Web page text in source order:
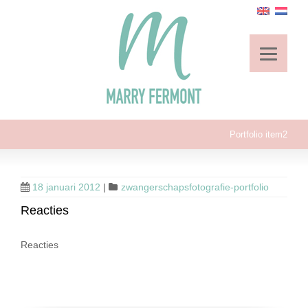
Portfolio item2
18 januari 2012 | zwangerschapsfotografie-portfolio
Reacties
Reacties